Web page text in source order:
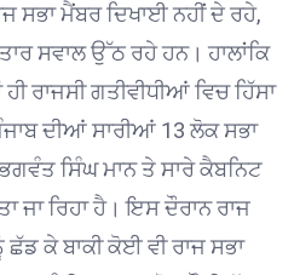
ਸਭਾ ਮੈਂਬਰ ਦਿਖਾਈ ਨਹੀਂ ਦੇ ਰਹੇ,
ਸਵਾਲ ਉੱਠ ਰਹੇ ਹਨ। ਹਾਲਾਂਕਿ
ਰਾਜਸੀ ਗਤੀਵੀਧੀਆਂ ਵਿਚ ਹਿੱਸਾ
ਦੀਆਂ ਸਾਰੀਆਂ 13 ਲੋਕ ਸਭਾ
ਸਿੰਘ ਮਾਨ ਤੇ ਸਾਰੇ ਕੈਬਨਿਟ
ਜਾ ਰਿਹਾ ਹੈ। ਇਸ ਦੌਰਾਨ ਰਾਜ
ਕੇ ਬਾਕੀ ਕੋਈ ਵੀ ਰਾਜ ਸਭਾ